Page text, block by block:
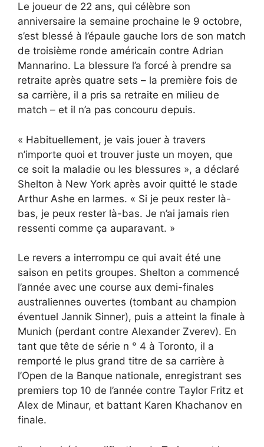
Le joueur de 22 ans, qui célèbre son
anniversaire la semaine prochaine le 9 octobre,
s’est blessé à l’épaule gauche lors de son match
de troisième ronde américain contre Adrian
Mannarino. La blessure l’a forcé à prendre sa
retraite après quatre sets – la première fois de
sa carrière, il a pris sa retraite en milieu de
match – et il n’a pas concouru depuis.
« Habituellement, je vais jouer à travers
n’importe quoi et trouver juste un moyen, que
ce soit la maladie ou les blessures », a déclaré
Shelton à New York après avoir quitté le stade
Arthur Ashe en larmes. « Si je peux rester là-
bas, je peux rester là-bas. Je n’ai jamais rien
ressenti comme ça auparavant. »
Le revers a interrompu ce qui avait été une
saison en petits groupes. Shelton a commencé
l’année avec une course aux demi-finales
australiennes ouvertes (tombant au champion
éventuel Jannik Sinner), puis a atteint la finale à
Munich (perdant contre Alexander Zverev). En
tant que tête de série n ° 4 à Toronto, il a
remporté le plus grand titre de sa carrière à
l’Open de la Banque nationale, enregistrant ses
premiers top 10 de l’année contre Taylor Fritz et
Alex de Minaur, et battant Karen Khachanov en
finale.